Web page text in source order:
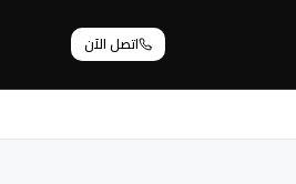
اتصل الآن